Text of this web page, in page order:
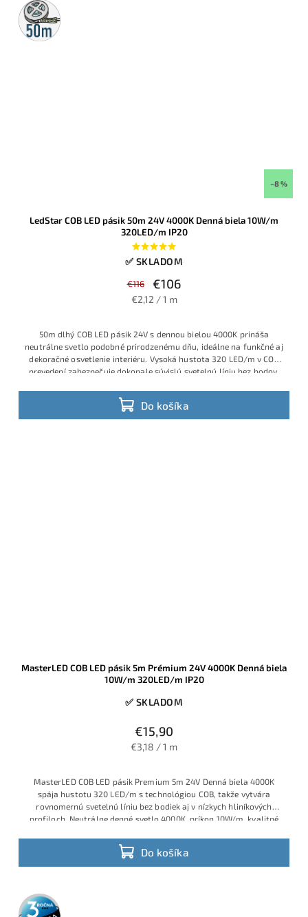
50m
rolka
–8 %
LedStar COB LED pásik 50m 24V 4000K Denná biela 10W/m
320LED/m IP20
✅ SKLADOM
€116 €106
€2,12 / 1 m
Do košíka
50m dlhý COB LED pásik 24V s dennou bielou 4000K prináša
neutrálne svetlo podobné prirodzenému dňu, ideálne na funkčné aj
dekoračné osvetlenie interiéru. Vysoká hustota 320 LED/m v COB
prevedení zabezpečuje dokonale súvislú svetelnú líniu bez bodov,
minimálnym úbytkom napätia.
MasterLED COB LED pásik 5m Prémium 24V 4000K Denná biela
10W/m 320LED/m IP20
✅ SKLADOM
€15,90
€3,18 / 1 m
Do košíka
MasterLED COB LED pásik Premium 5m 24V Denná biela 4000K
spája hustotu 320 LED/m s technológiou COB, takže vytvára
rovnomernú svetelnú líniu bez bodiek aj v nízkych hliníkových
profiloch. Neutrálne denné svetlo 4000K, príkon 10W/m, kvalitné
kuchýň, obývačiek, kancelárií či hotelových priestorov.
3 roky
záruka